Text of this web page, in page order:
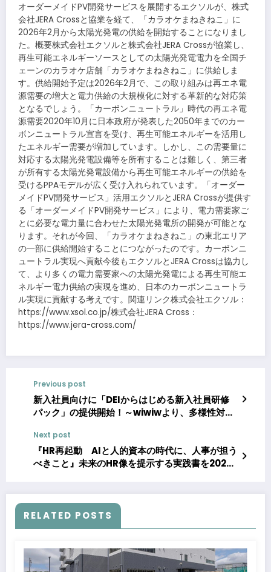
オーダーメイドPV開発サービスを展開するエクソルが、株式
会社JERA Crossと協業を経て、「カラオケまねきねこ」に
2026年2月から太陽光発電の供給を開始することになりまし
た。概要株式会社エクソルと株式会社JERA Crossが協業し、
再生可能エネルギーソースとしての太陽光発電電力を全国チ
ェーンのカラオケ店舗「カラオケまねきねこ」に供給しま
す。供給開始予定は2026年2月で、この取り組みは再エネ電
源需要の増大と電力供給の大規模化に対する革新的な対応策
となるでしょう。「カーボンニュートラル」時代の再エネ電
源需要2020年10月に日本政府が発表した2050年までのカー
ボンニュートラル宣言を受け、再生可能エネルギーを活用し
たエネルギー需要が増加しています。しかし、この需要量に
対応する太陽光発電設備等を所有することは難しく、第三者
が所有する太陽光発電設備から再生可能エネルギーの供給を
受けるPPAモデルが広く受け入れられています。「オーダー
メイドPV開発サービス」活用エクソルとJERA Crossが提供す
る「オーダーメイドPV開発サービス」により、電力需要家ご
とに必要な電力量に合わせた太陽光発電所の開発が可能とな
ります。それが今回、「カラオケまねきねこ」の東北エリア
の一部に供給開始することにつながったのです。カーボンニ
ュートラル実現へ貢献今後もエクソルとJERA Crossは協力し
て、より多くの電力需要家への太陽光発電による再生可能エ
ネルギー電力供給の実現を進め、日本のカーボンニュートラ
ル実現に貢献する考えです。関連リンク株式会社エクソル：
https://www.xsol.co.jp/株式会社JERA Cross：
https://www.jera-cross.com/
Previous post
新入社員向けに「DEIからはじめる新入社員研修
パック」の提供開始！～wiwiwより、多様性対応
Next post
『HR再起動 AIと人的資本の時代に、人事が担う
べきこと』未来のHR像を提示する実践書を2025
RELATED POSTS